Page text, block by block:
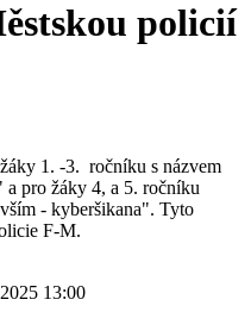
policií
1. -3. ročníku s názvem
a pro žáky 4, a 5. ročníku
- kyberšikana". Tyto
F-M.
13:00